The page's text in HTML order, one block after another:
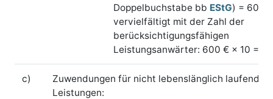
Doppelbuchstabe bb EStG) = 600
vervielfältigt mit der Zahl der
berücksichtigungsfähigen
Leistungsanwärter: 600 € × 10 =
c)
Zuwendungen für nicht lebenslänglich laufende
Leistungen: